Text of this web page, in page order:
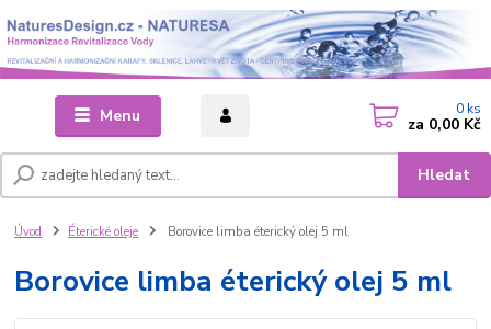
Menu
Hledat
0 ks
za 0,00 Kč
Úvod Éterické oleje Borovice limba éterický olej 5 ml
Borovice limba éterický olej 5 ml